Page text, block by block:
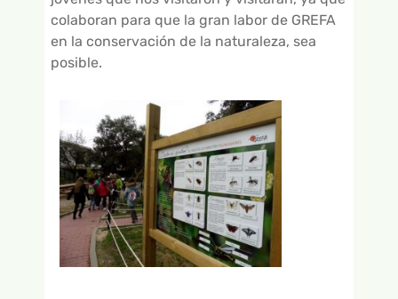
colaboran para que la gran labor de GREFA
en la conservación de la naturaleza, sea
posible.